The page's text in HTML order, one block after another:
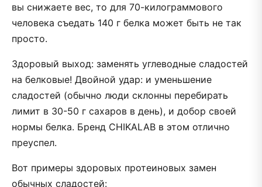
вы снижаете вес, то для 70-килограммового
человека съедать 140 г белка может быть не так
просто.
Здоровый выход: заменять углеводные сладостей
на белковые! Двойной удар: и уменьшение
сладостей (обычно люди склонны перебирать
лимит в 30-50 г сахаров в день), и добор своей
нормы белка. Бренд CHIKALAB в этом отлично
преуспел.
Вот примеры здоровых протеиновых замен
обычных сладостей: